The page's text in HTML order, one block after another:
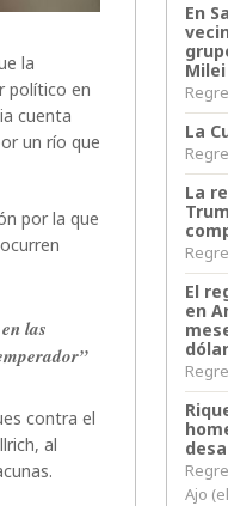
la
político en
cuenta
un río que
por la que
las
contra el
al
En
Milei
La
La
El
en
Ajo (el